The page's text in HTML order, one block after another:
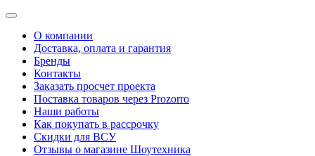
О компании
Доставка, оплата и гарантия
Бренды
Контакты
Заказать просчет проекта
Поставка товаров через Prozorro
Наши работы
Как покупать в рассрочку
Скидки для ВСУ
Отзывы о магазине Шоутехника